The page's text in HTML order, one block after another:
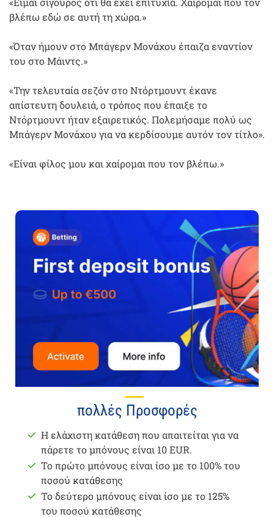
βλέπω εδώ σε αυτή τη χώρα.»
«Όταν ήμουν στο Μπάγερν Μονάχου έπαιζα εναντίον
του στο Μάιντς.»
«Την τελευταία σεζόν στο Ντόρτμουντ έκανε
απίστευτη δουλειά, ο τρόπος που έπαιξε το
Ντόρτμουντ ήταν εξαιρετικός. Πολεμήσαμε πολύ ως
Μπάγερν Μονάχου για να κερδίσουμε αυτόν τον τίτλο».
«Είναι φίλος μου και χαίρομαι που τον βλέπω.»
πολλές Προσφορές
Η ελάχιστη κατάθεση που απαιτείται για να
πάρετε το μπόνους είναι 10 EUR.
Το πρώτο μπόνους είναι ίσο με το 100% του
ποσού κατάθεσης
Το δεύτερο μπόνους είναι ίσο με το 125%
του ποσού κατάθεσης